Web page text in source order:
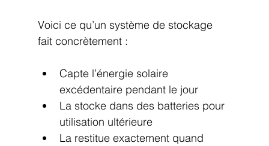
Voici ce qu’un système de stockage
fait concrètement :
Capte l’énergie solaire
excédentaire pendant le jour
La stocke dans des batteries pour
utilisation ultérieure
La restitue exactement quand